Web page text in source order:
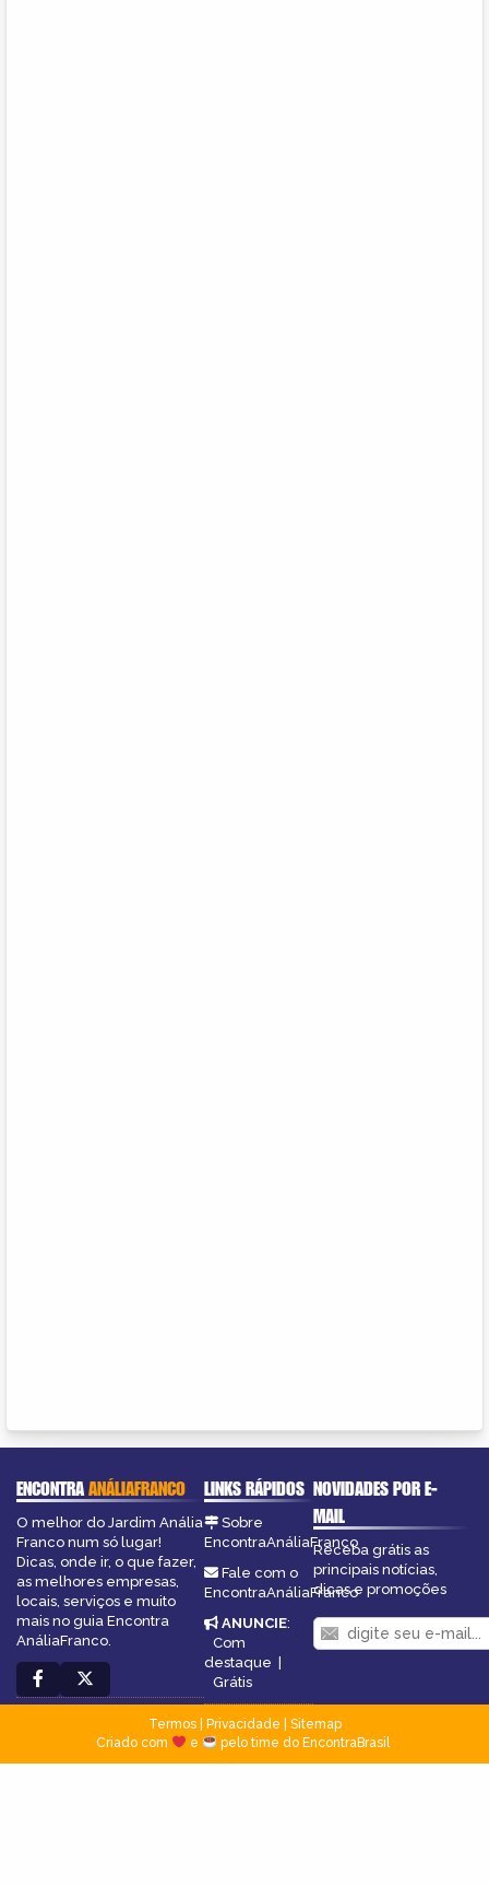
ENCONTRAANÁLIAFRANCO
O melhor do Jardim Anália
Franco num só lugar!
Dicas, onde ir, o que fazer,
as melhores empresas,
locais, serviços e muito
mais no guia Encontra
AnáliaFranco.
LINKS RÁPIDOS
Sobre
EncontraAnáliaFranco
Fale com o
EncontraAnáliaFranco
ANUNCIE:
Com
destaque |
Grátis
NOVIDADES POR E-
MAIL
Receba grátis as
principais notícias,
dicas e promoções
Termos| Privacidade
Sitemap
Criado com
e pelo time do EncontraBrasil